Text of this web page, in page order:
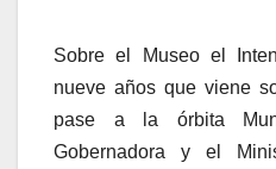
Sobre el Museo el
nueve años que viene
pase a la órbita
Gobernadora y el